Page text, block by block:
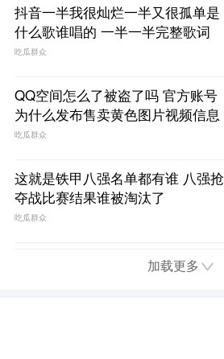
抖音一半我很灿烂一半又很孤单是
什么歌谁唱的 一半一半完整歌词
吃瓜群众
QQ空间怎么了被盗了吗 官方账号
为什么发布售卖黄色图片视频信息
吃瓜群众
这就是铁甲八强名单都有谁 八强抢
夺战比赛结果谁被淘汰了
吃瓜群众
加载更多